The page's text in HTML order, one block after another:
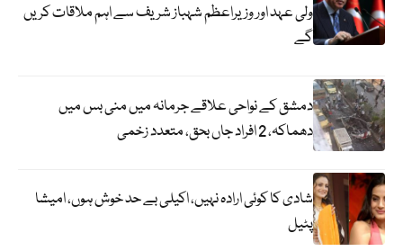
ولی عہد اور وزیراعظم شہباز شریف سے اہم ملاقات کریں
گے
دمشق کے نواحی علاقے جرمانہ میں منی بس میں
دھماکہ، 2 افراد جاں بحق، متعدد زخمی
شادی کا کوئی ارادہ نہیں، اکیلی بے حد خوش ہوں، امیشا
پٹیل